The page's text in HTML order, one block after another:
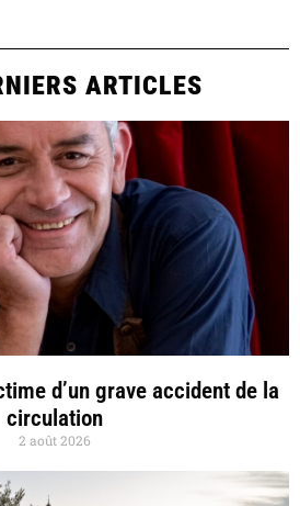
ARTICLES
d’un grave accident de la
circulation
2 août 2026